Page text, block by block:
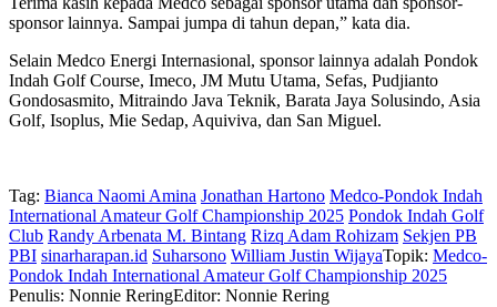
sponsor lainnya. Sampai jumpa di tahun depan,” kata dia.
Selain Medco Energi Internasional, sponsor lainnya adalah Pondok
Indah Golf Course, Imeco, JM Mutu Utama, Sefas, Pudjianto
Gondosasmito, Mitraindo Java Teknik, Barata Jaya Solusindo, Asia
Golf, Isoplus, Mie Sedap, Aquiviva, dan San Miguel.
Tag: Bianca Naomi Amina Jonathan Hartono Medco-Pondok Indah
International Amateur Golf Championship 2025 Pondok Indah Golf
Club Randy Arbenata M. Bintang Rizq Adam Rohizam Sekjen PB
PBI sinarharapan.id Suharsono William Justin WijayaTopik: Medco-
Pondok Indah International Amateur Golf Championship 2025
Penulis: Nonnie ReringEditor: Nonnie Rering